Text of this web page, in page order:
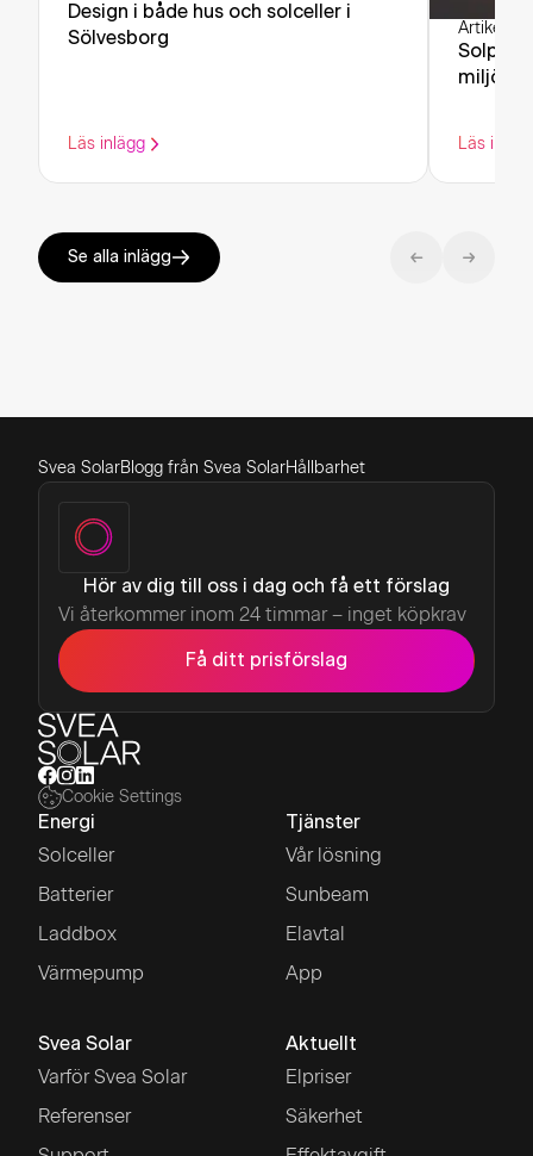
Design i både hus och solceller i
Sölvesborg
Läs inlägg
Artikel
Läs
Se alla inlägg
Svea SolarBlogg från Svea SolarHållbarhet
Hör av dig till oss i dag och få ett förslag
Vi återkommer inom 24 timmar – inget köpkrav
Få ditt prisförslag
Cookie Settings
Energi
Solceller
Batterier
Laddbox
Värmepump
Tjänster
Vår lösning
Sunbeam
Elavtal
App
Svea Solar
Varför Svea Solar
Referenser
Aktuellt
Elpriser
Säkerhet